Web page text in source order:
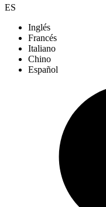
ES
Inglés
Francés
Italiano
Chino
Español